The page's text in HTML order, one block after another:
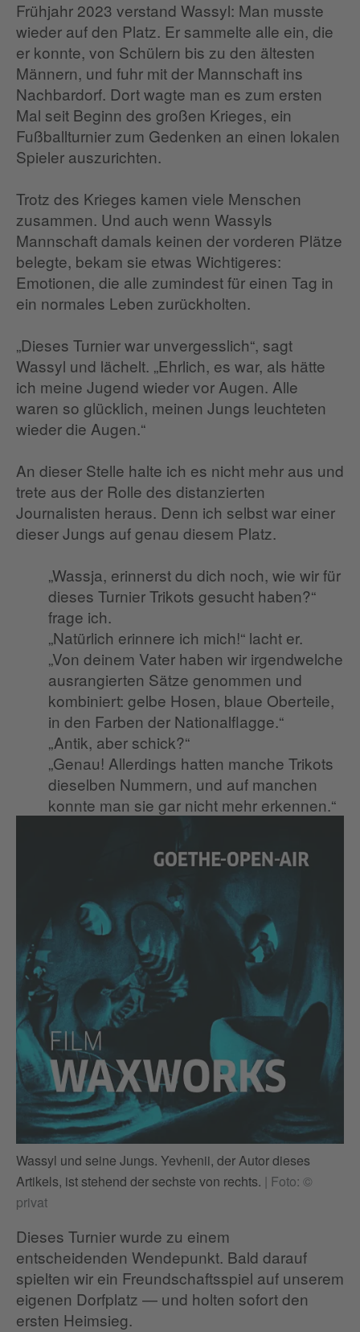
Frühjahr 2023 verstand Wassyl: Man musste
wieder auf den Platz. Er sammelte alle ein, die
er konnte, von Schülern bis zu den ältesten
Männern, und fuhr mit der Mannschaft ins
Nachbardorf. Dort wagte man es zum ersten
Mal seit Beginn des großen Krieges, ein
Fußballturnier zum Gedenken an einen lokalen
Spieler auszurichten.
Trotz des Krieges kamen viele Menschen
zusammen. Und auch wenn Wassyls
Mannschaft damals keinen der vorderen Plätze
belegte, bekam sie etwas Wichtigeres:
Emotionen, die alle zumindest für einen Tag in
ein normales Leben zurückholten.
„Dieses Turnier war unvergesslich“, sagt
Wassyl und lächelt. „Ehrlich, es war, als hätte
ich meine Jugend wieder vor Augen. Alle
waren so glücklich, meinen Jungs leuchteten
wieder die Augen.“
An dieser Stelle halte ich es nicht mehr aus und
trete aus der Rolle des distanzierten
Journalisten heraus. Denn ich selbst war einer
dieser Jungs auf genau diesem Platz.
„Wassja, erinnerst du dich noch, wie wir für
dieses Turnier Trikots gesucht haben?“
frage ich.
„Natürlich erinnere ich mich!“ lacht er.
„Von deinem Vater haben wir irgendwelche
ausrangierten Sätze genommen und
kombiniert: gelbe Hosen, blaue Oberteile,
in den Farben der Nationalflagge.“
„Antik, aber schick?“
„Genau! Allerdings hatten manche Trikots
dieselben Nummern, und auf manchen
konnte man sie gar nicht mehr erkennen.“
Wassyl und seine Jungs. Yevhenii, der Autor dieses
Artikels, ist stehend der sechste von rechts. | Foto: ©
privat
Dieses Turnier wurde zu einem
entscheidenden Wendepunkt. Bald darauf
spielten wir ein Freundschaftsspiel auf unserem
eigenen Dorfplatz — und holten sofort den
ersten Heimsieg.